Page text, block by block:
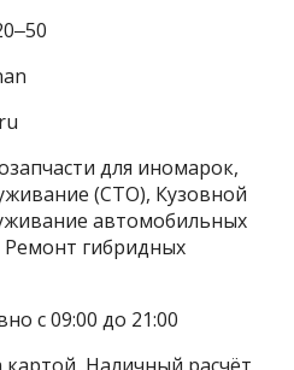
для иномарок,
(СТО), Кузовной
автомобильных
Ремонт гибридных
с 09:00 до 21:00